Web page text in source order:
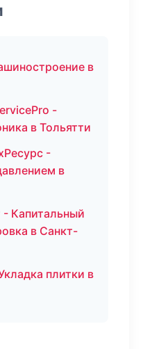
в
-
в Тольятти
-
в
Капитальный
в Санкт-
плитки в